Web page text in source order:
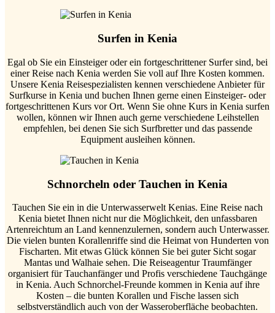
Surfen in Kenia
Egal ob Sie ein Einsteiger oder ein fortgeschrittener Surfer sind, bei
einer Reise nach Kenia werden Sie voll auf Ihre Kosten kommen.
Unsere Kenia Reisespezialisten kennen verschiedene Anbieter für
Surfkurse in Kenia und buchen Ihnen gerne einen Einsteiger- oder
fortgeschrittenen Kurs vor Ort. Wenn Sie ohne Kurs in Kenia surfen
wollen, können wir Ihnen auch gerne verschiedene Leihstellen
empfehlen, bei denen Sie sich Surfbretter und das passende
Equipment ausleihen können.
Schnorcheln oder Tauchen in Kenia
Tauchen Sie ein in die Unterwasserwelt Kenias. Eine Reise nach
Kenia bietet Ihnen nicht nur die Möglichkeit, den unfassbaren
Artenreichtum an Land kennenzulernen, sondern auch Unterwasser.
Die vielen bunten Korallenriffe sind die Heimat von Hunderten von
Fischarten. Mit etwas Glück können Sie bei guter Sicht sogar
Mantas und Walhaie sehen. Die Reiseagentur Traumfänger
organisiert für Tauchanfänger und Profis verschiedene Tauchgänge
in Kenia. Auch Schnorchel-Freunde kommen in Kenia auf ihre
Kosten – die bunten Korallen und Fische lassen sich
selbstverständlich auch von der Wasseroberfläche beobachten.